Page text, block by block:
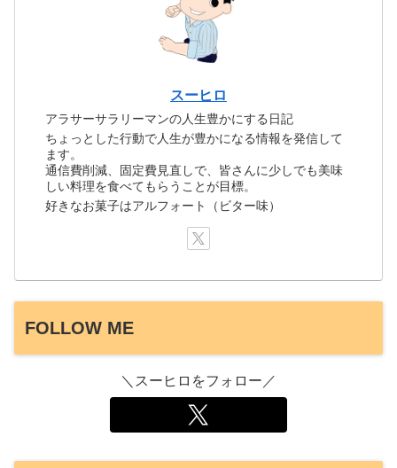
スーヒロ
アラサーサラリーマンの人生豊かにする日記
ちょっとした行動で人生が豊かになる情報を発信して
ます。
通信費削減、固定費見直しで、皆さんに少しでも美味
しい料理を食べてもらうことが目標。
好きなお菓子はアルフォート（ビター味）
FOLLOW ME
＼スーヒロをフォロー／